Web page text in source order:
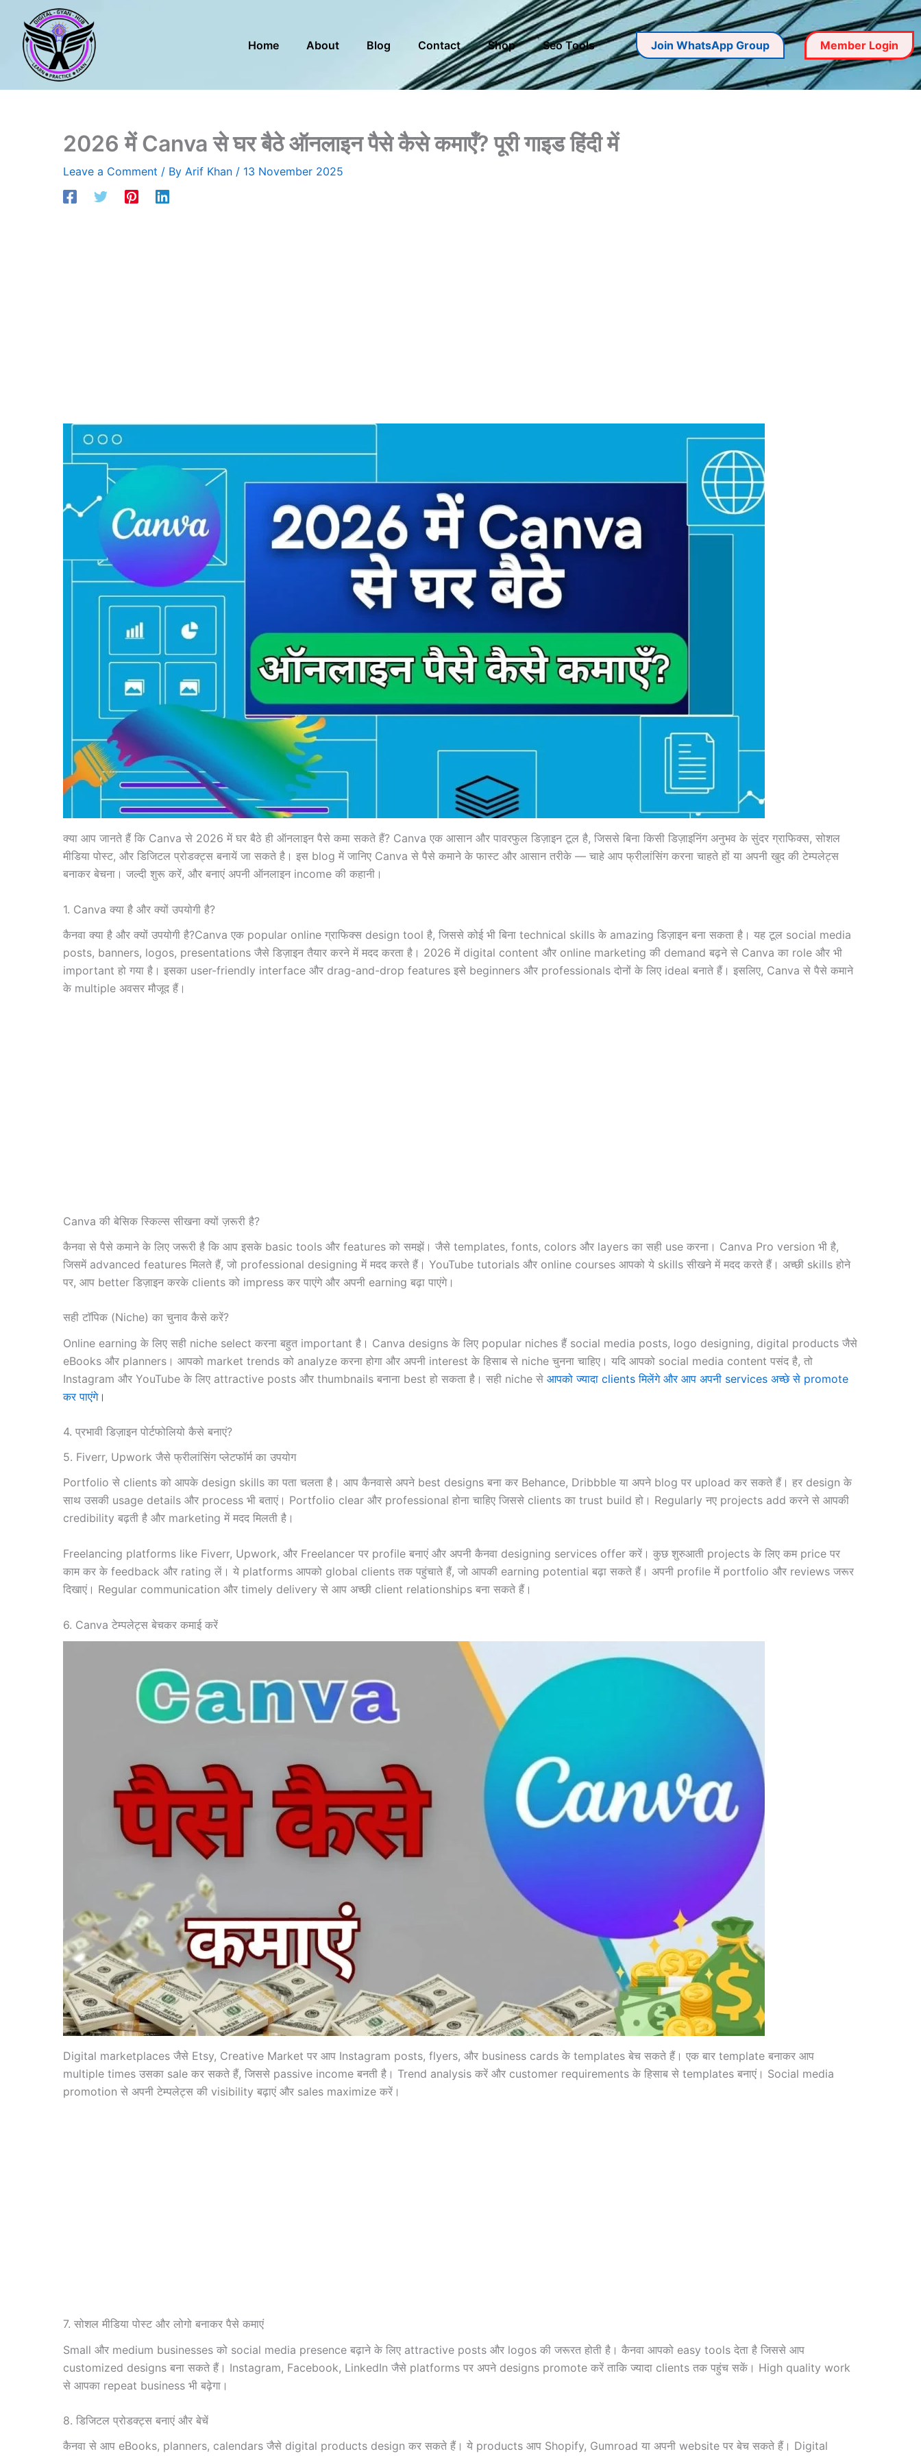
content
Home About Blog Contact Shop Seo Tools Join WhatsApp Group Member Login
2026 में Canva से घर बैठे ऑनलाइन पैसे कैसे कमाएँ? पूरी गाइड हिंदी में
Leave a Comment / By Arif Khan / 13 November 2025
क्या आप जानते हैं कि Canva से 2026 में घर बैठे ही ऑनलाइन पैसे कमा सकते हैं? Canva एक आसान और पावरफुल डिज़ाइन टूल है, जिससे बिना किसी डिज़ाइनिंग अनुभव के सुंदर ग्राफिक्स, सोशल
मीडिया पोस्ट, और डिजिटल प्रोडक्ट्स बनायें जा सकते है। इस blog में जानिए Canva से पैसे कमाने के फास्ट और आसान तरीके — चाहे आप फ्रीलांसिंग करना चाहते हों या अपनी खुद की टेम्पलेट्स
बनाकर बेचना। जल्दी शुरू करें, और बनाएं अपनी ऑनलाइन income की कहानी।
1. Canva क्या है और क्यों उपयोगी है?
कैनवा क्या है और क्यों उपयोगी है?Canva एक popular online ग्राफिक्स design tool है, जिससे कोई भी बिना technical skills के amazing डिज़ाइन बना सकता है। यह टूल social media
posts, banners, logos, presentations जैसे डिज़ाइन तैयार करने में मदद करता है। 2026 में digital content और online marketing की demand बढ़ने से Canva का role और भी
important हो गया है। इसका user-friendly interface और drag-and-drop features इसे beginners और professionals दोनों के लिए ideal बनाते हैं। इसलिए, Canva से पैसे कमाने
के multiple अवसर मौजूद हैं।
Canva की बेसिक स्किल्स सीखना क्यों ज़रूरी है?
कैनवा से पैसे कमाने के लिए जरूरी है कि आप इसके basic tools और features को समझें। जैसे templates, fonts, colors और layers का सही use करना। Canva Pro version भी है,
जिसमें advanced features मिलते हैं, जो professional designing में मदद करते हैं। YouTube tutorials और online courses आपको ये skills सीखने में मदद करते हैं। अच्छी skills होने
पर, आप better डिज़ाइन करके clients को impress कर पाएंगे और अपनी earning बढ़ा पाएंगे।
सही टाॅपिक (Niche) का चुनाव कैसे करें?
Online earning के लिए सही niche select करना बहुत important है। Canva designs के लिए popular niches हैं social media posts, logo designing, digital products जैसे
eBooks और planners। आपको market trends को analyze करना होगा और अपनी interest के हिसाब से niche चुनना चाहिए। यदि आपको social media content पसंद है, तो
Instagram और YouTube के लिए attractive posts और thumbnails बनाना best हो सकता है। सही niche से आपको ज्यादा clients मिलेंगे और आप अपनी services अच्छे से promote
कर पाएंगे।
4. प्रभावी डिज़ाइन पोर्टफोलियो कैसे बनाएं?
5. Fiverr, Upwork जैसे फ्रीलांसिंग प्लेटफॉर्म का उपयोग
Portfolio से clients को आपके design skills का पता चलता है। आप कैनवासे अपने best designs बना कर Behance, Dribbble या अपने blog पर upload कर सकते हैं। हर design के
साथ उसकी usage details और process भी बताएं। Portfolio clear और professional होना चाहिए जिससे clients का trust build हो। Regularly नए projects add करने से आपकी
credibility बढ़ती है और marketing में मदद मिलती है।
Freelancing platforms like Fiverr, Upwork, और Freelancer पर profile बनाएं और अपनी कैनवा designing services offer करें। कुछ शुरुआती projects के लिए कम price पर
काम कर के feedback और rating लें। ये platforms आपको global clients तक पहुंचाते हैं, जो आपकी earning potential बढ़ा सकते हैं। अपनी profile में portfolio और reviews जरूर
दिखाएं। Regular communication और timely delivery से आप अच्छी client relationships बना सकते हैं।
6. Canva टेम्पलेट्स बेचकर कमाई करें
Digital marketplaces जैसे Etsy, Creative Market पर आप Instagram posts, flyers, और business cards के templates बेच सकते हैं। एक बार template बनाकर आप
multiple times उसका sale कर सकते हैं, जिससे passive income बनती है। Trend analysis करें और customer requirements के हिसाब से templates बनाएं। Social media
promotion से अपनी टेम्पलेट्स की visibility बढ़ाएं और sales maximize करें।
7. सोशल मीडिया पोस्ट और लोगो बनाकर पैसे कमाएं
Small और medium businesses को social media presence बढ़ाने के लिए attractive posts और logos की जरूरत होती है। कैनवा आपको easy tools देता है जिससे आप
customized designs बना सकते हैं। Instagram, Facebook, LinkedIn जैसे platforms पर अपने designs promote करें ताकि ज्यादा clients तक पहुंच सकें। High quality work
से आपका repeat business भी बढ़ेगा।
8. डिजिटल प्रोडक्ट्स बनाएं और बेचें
कैनवा से आप eBooks, planners, calendars जैसे digital products design कर सकते हैं। ये products आप Shopify, Gumroad या अपनी website पर बेच सकते हैं। Digital